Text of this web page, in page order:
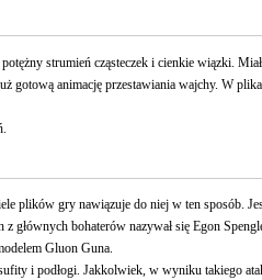
strumień cząsteczek i cienkie wiązki.
gotową animację przestawiania wajchy. W
plików gry nawiązuje do niej w ten sposób.
z głównych bohaterów nazywał się Egon
Gluon Guna.
i podłogi. Jakkolwiek, w wyniku takiego